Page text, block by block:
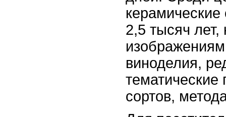
2,5 тысяч
виноделия,
тематические
сортов,